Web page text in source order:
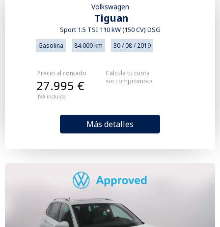
Volkswagen
Tiguan
Sport 1.5 TSI 110 kW (150 CV) DSG
Gasolina 84.000 km 30 / 08 / 2019
Precio al contado
IVA incluido
27.995 €
Más detalles
Calcula tu cuota
sin compromiso